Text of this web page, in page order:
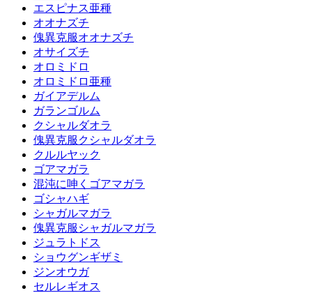
エスピナス亜種
オオナズチ
傀異克服オオナズチ
オサイズチ
オロミドロ
オロミドロ亜種
ガイアデルム
ガランゴルム
クシャルダオラ
傀異克服クシャルダオラ
クルルヤック
ゴアマガラ
混沌に呻くゴアマガラ
ゴシャハギ
シャガルマガラ
傀異克服シャガルマガラ
ジュラトドス
ショウグンギザミ
ジンオウガ
セルレギオス